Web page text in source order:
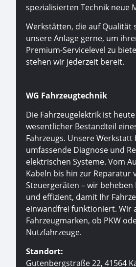
spezialisierten Technik neue
Werkstätten, die auf Qualität
unsere Anlage gerne, um
Premium-Servicelevel zu
stehen wir jederzeit bereit.
WG Fahrzeugtechnik
Die Fahrzeugelektrik ist
wesentlicher Bestandteil
Fahrzeugs. Unsere
umfassende Diagnose und
elektrischen Systeme. Vom
Kabeln bis hin zur Reparatur
Steuergeräten – wir beheben
und effizient, damit Ihr
einwandfrei funktioniert. Wir
Fahrzeugmarken, ob PKW
Nutzfahrzeuge.
Standort:
Gutenbergstraße 22, 41564